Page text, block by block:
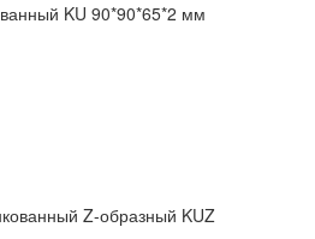
KU 90*90*65*2 мм